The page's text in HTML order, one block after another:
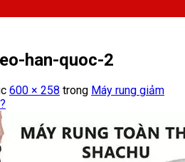
han-quoc-2
600 × 258 trong Máy rung giảm